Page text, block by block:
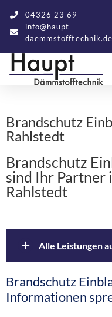
04326 23 69
info@haupt-
daemmstofftechnik.de
Brandschutz
Rahlstedt
Brandschutz
sind Ihr Partner
Rahlstedt
Alle Leistungen
Altbaudämmung
Dachbodendämmung
Brandschutz
Informationen